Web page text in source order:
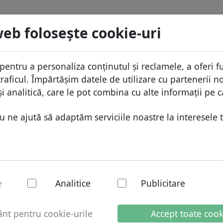
foloseşte cookie-uri
a personaliza conținutul și reclamele, a oferi
Împărtășim datele de utilizare cu partenerii
analitică, care le pot combina cu alte informații pe
ne ajută să adaptăm serviciile noastre la interesele
Analitice Publicitare
pentru cookie-urile
Accept toate
domeniilor
Domenii africane
Domenii asiatice
Domenii europene
Domenii australiene
de preţuri
Caută
Protecţia ID
Gazduire DNS
WHOIS
Blog
De
Caută
de viață al